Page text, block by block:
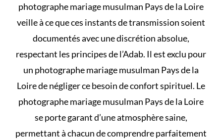
photographe mariage musulman Pays de la Loire
veille à ce que ces instants de transmission soient
documentés avec une discrétion absolue,
respectant les principes de l’Adab. Il est exclu pour
un photographe mariage musulman Pays de la
Loire de négliger ce besoin de confort spirituel. Le
photographe mariage musulman Pays de la Loire
se porte garant d’une atmosphère saine,
permettant à chacun de comprendre parfaitement